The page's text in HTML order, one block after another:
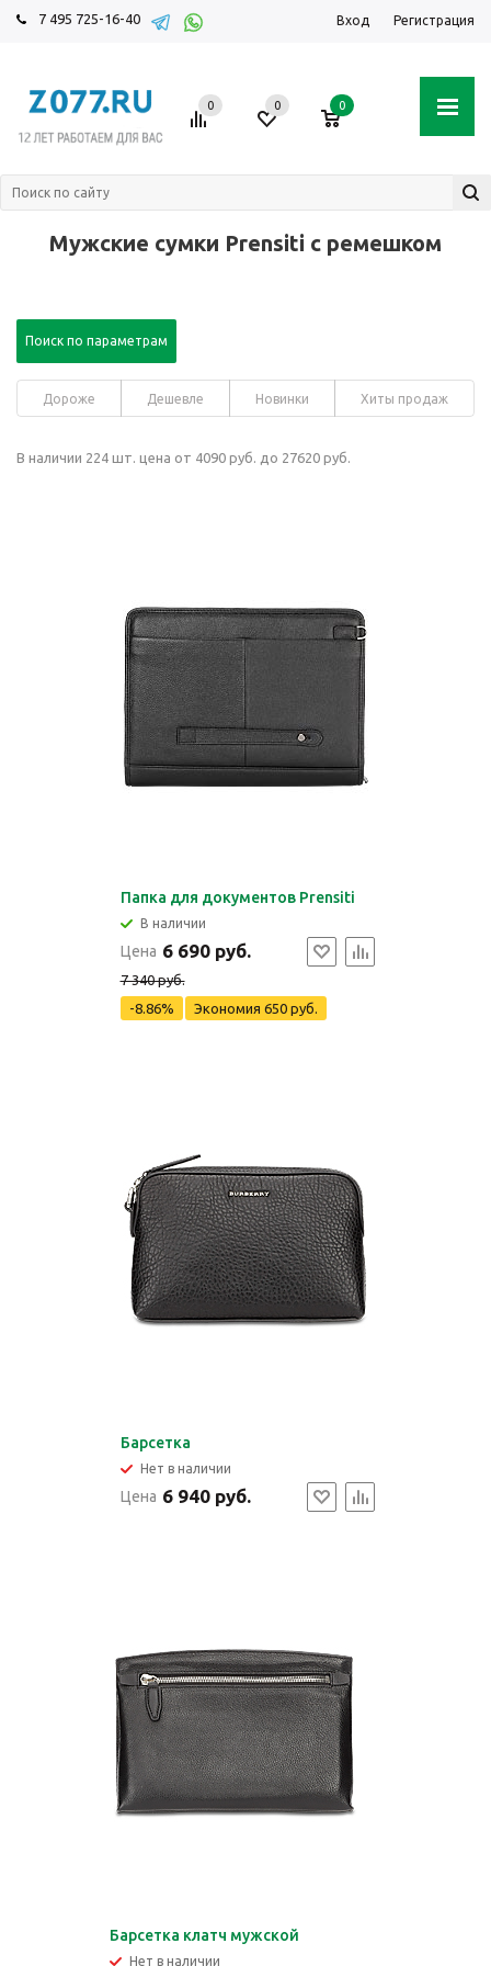
7 495 725-16-40 Вход Регистрация
0 0 0
Мужские сумки Prensiti с ремешком
Поиск по параметрам
Дороже Дешевле Новинки Хиты продаж
В наличии 224 шт. цена от 4090 руб. до 27620 руб.
Папка для документов Prensiti
В наличии
Цена 6 690 руб.
7 340 руб.
-8.86%
Экономия 650 руб.
Барсетка
Нет в наличии
Цена 6 940 руб.
Барсетка клатч мужской
Нет в наличии